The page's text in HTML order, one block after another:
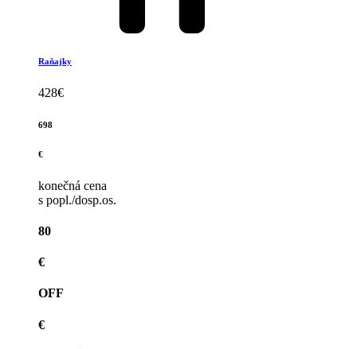
Raňajky
428€
698
€
konečná cena
s popl./dosp.os.
80
€
OFF
€